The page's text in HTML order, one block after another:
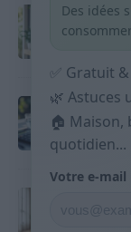
9
Des idées
✅ Gratuit
🌿 Astuces
🏠 Maison,
quotidien...
Votre e-mail